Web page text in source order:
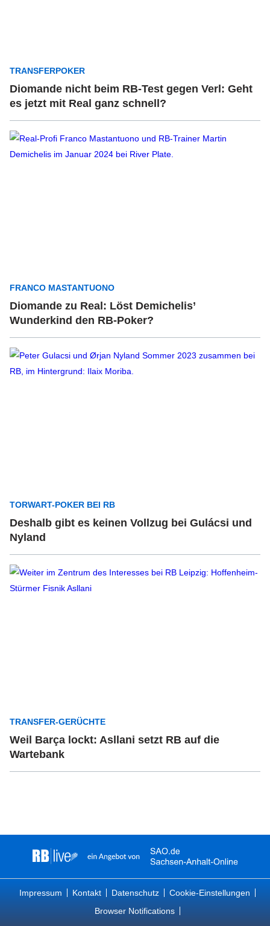
TRANSFERPOKER
Diomande nicht beim RB-Test gegen Verl: Geht
es jetzt mit Real ganz schnell?
FRANCO MASTANTUONO
Diomande zu Real: Löst Demichelis’
Wunderkind den RB-Poker?
TORWART-POKER BEI RB
Deshalb gibt es keinen Vollzug bei Gulácsi und
Nyland
TRANSFER-GERÜCHTE
Weil Barça lockt: Asllani setzt RB auf die
Wartebank
Impressum Kontakt Datenschutz
Cookie-Einstellungen
Browser Notifications